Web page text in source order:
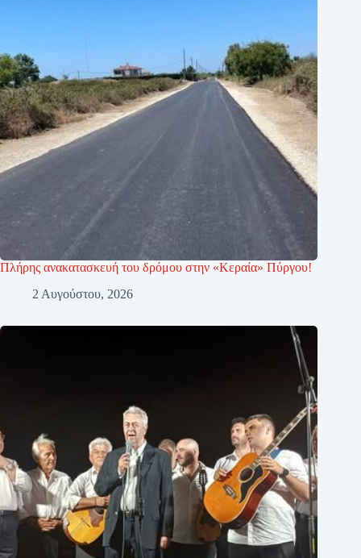
Πλήρης ανακατασκευή του δρόμου στην «Κεραία» Πύργου!
2 Αυγούστου, 2026